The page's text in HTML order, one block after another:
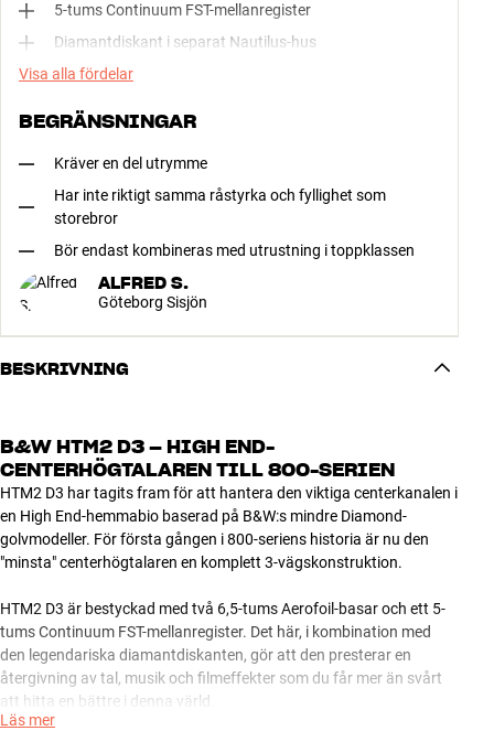
5-tums Continuum FST-mellanregister
Diamantdiskant i separat Nautilus-hus
Visa alla fördelar
BEGRÄNSNINGAR
Kräver en del utrymme
Har inte riktigt samma råstyrka och fyllighet som
storebror
Bör endast kombineras med utrustning i toppklassen
ALFRED S.
Göteborg Sisjön
BESKRIVNING
B&W HTM2 D3 – HIGH END-
CENTERHÖGTALAREN TILL 800-SERIEN
HTM2 D3 har tagits fram för att hantera den viktiga centerkanalen i
en High End-hemmabio baserad på B&W:s mindre Diamond-
golvmodeller. För första gången i 800-seriens historia är nu den
"minsta" centerhögtalaren en komplett 3-vägskonstruktion.
HTM2 D3 är bestyckad med två 6,5-tums Aerofoil-basar och ett 5-
tums Continuum FST-mellanregister. Det här, i kombination med
den legendariska diamantdiskanten, gör att den presterar en
återgivning av tal, musik och filmeffekter som du får mer än svårt
att hitta en bättre i denna värld.
Läs mer